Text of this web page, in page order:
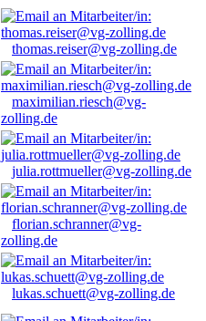
thomas.reiser@vg-zolling.de
maximilian.riesch@vg-
zolling.de
julia.rottmueller@vg-zolling.de
florian.schranner@vg-
zolling.de
lukas.schuett@vg-zolling.de